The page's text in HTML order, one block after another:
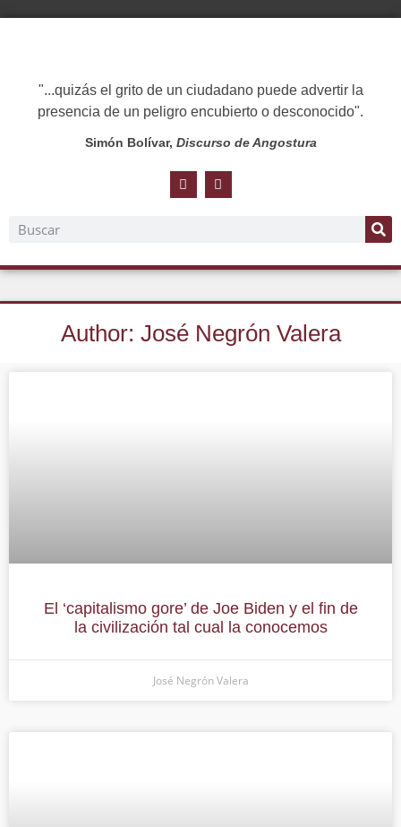
"...quizás el grito de un ciudadano puede advertir la
presencia de un peligro encubierto o desconocido".
Simón Bolívar, Discurso de Angostura
Author: José Negrón Valera
El ‘capitalismo gore’ de Joe Biden y el fin de
la civilización tal cual la conocemos
José Negrón Valera